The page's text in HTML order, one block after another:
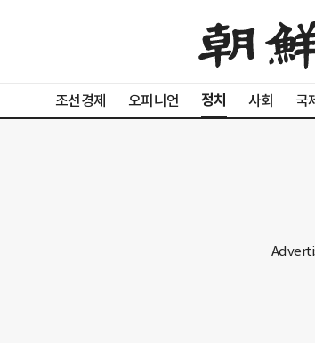
조선경제 오피니언 정치 사회 국